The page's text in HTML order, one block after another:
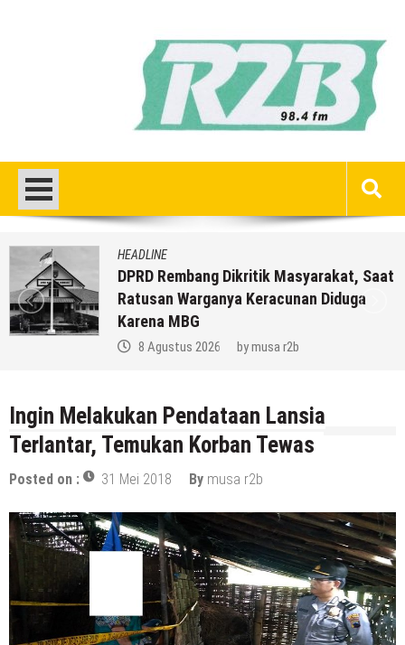
HEADLINE
DPRD Rembang Dikritik Masyarakat, Saat
Ratusan Warganya Keracunan Diduga
Karena MBG
8 Agustus 2026 bymusa r2b
Ingin Melakukan Pendataan Lansia
Terlantar, Temukan Korban Tewas
Posted on : 31 Mei 2018 By musa r2b